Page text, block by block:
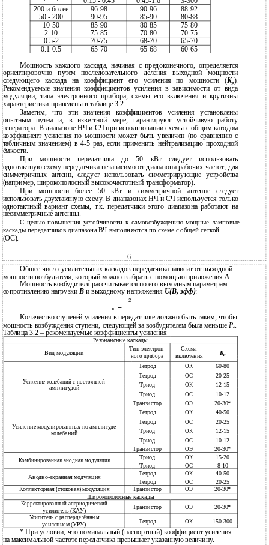
200 и более
96-98 90-96 88-92
50 - 200 90-95 85-90
80-88
10-50
85-90 80-85
75-80
2-10
75-85 70-80
70-75
0.5-2
70-75 68-70
65-70
0.1-0.5
65-70 65-68 60-65
Мощность каждого каскада, начиная с предоконечного, определяется
ориентировочно путем последовательного деления выходной мощности
следующего каскада на коэффициент его усиления по мощности (Kp).
Рекомендуемые значения коэффициентов усиления в зависимости от вида
модуляции, типа электронного прибора, схемы его включения и крутизны
характеристики приведены в таблице 3.2.
Заметим, что эти значения коэффициентов усиления установлены
опытным путём и, в известной мере, гарантируют устойчивую работу
генератора. В диапазоне НЧ и СЧ при использовании схемы с общим катодом
коэффициент усиления по мощности может быть увеличен (по сравнению с
табличным значением) в 4-5 раз, если применить нейтрализацию проходной
ёмкости.
При мощности передатчика до 50 кВт следует использовать
однотактную схему передатчика независимо от диапазона рабочих частот; для
симметричных антенн, следует использовать симметрирующие устройства
(например, широкополосный высокочастотный трансформатор).
При мощности более 50 кВт и симметричной антенне следует
использовать двухтактную схему. В диапазонах НЧ и СЧ используется только
однотактный вариант схемы, т.к. передатчики этого диапазона работают на
несимметричные антенны.
С целью повышения устойчивости к самовозбуждению мощные ламповые
каскады передатчиков диапазона ВЧ выполняются по схеме с общей сеткой
(ОС).
6
Общее число усилительных каскадов передатчика зависит от выходной
мощности возбудителя, который можно выбрать с помощью приложения А
Мощность возбудителя рассчитывается по его выходным параметрам:
сопротивлению нагрузкиBи выходному напряжения U(B, эфф):
в =
2
Количество ступеней усиления в передатчике должно быть таким, чтобы
мощность возбуждения ступени, следующей за возбудителем была меньше Pв.
Таблица 3.2 – рекомендуемые коэффициенты усиления
Резонансные каскады
Вид модуляции
Тип электрон- Схема
Kp
ного прибора
включения
Тетрод
ОК
60-80
Тетрод
ОС 20-25
Усиление колебаний с постоянной Триод ОК 12-15
амплитудой
Триод ОС
10-12
Транзистор
ОЭ 20-30*
Тетрод
ОК 40-50
Усиление модулированных по амплитуде
Тетрод ОС
20-25
Триод
ОК 12-15
колебаний
Триод ОС
10-12
Транзистор
ОЭ 20-30*
Комбинированная анодная модуляция
Триод ОК
15-20
Триод
ОС
8-10
Анодно-экранная модуляция
Тетрод ОК
40-50
Тетрод
ОС
20-25
Коллекторная (стоковая) модуляция
Транзистор ОЭ 20-30*
Широкополосные каскады
Корректированный апериодический Транзистор ОЭ 20-30*
усилитель (КАУ)
Усилитель с расперделённым
Тетрод ОК 150-300
усилением (УРУ)
* При условии, что номинальный (паспортный) коэффициент усиления
на максимальной частоте передатчика превышает указанную величину.